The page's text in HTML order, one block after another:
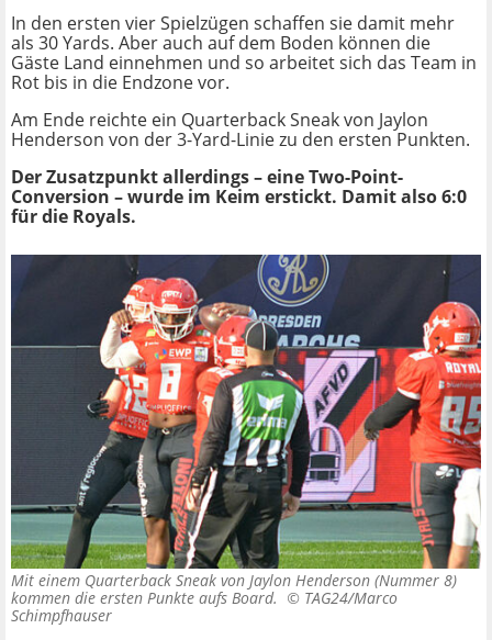
In den ersten vier Spielzügen schaffen sie damit mehr
als 30 Yards. Aber auch auf dem Boden können die
Gäste Land einnehmen und so arbeitet sich das Team in
Rot bis in die Endzone vor.
Am Ende reichte ein Quarterback Sneak von Jaylon
Henderson von der 3-Yard-Linie zu den ersten Punkten.
Der Zusatzpunkt allerdings – eine Two-Point-
Conversion – wurde im Keim erstickt. Damit also 6:0
für die Royals.
Mit einem Quarterback Sneak von Jaylon Henderson (Nummer 8)
kommen die ersten Punkte aufs Board. © TAG24/Marco
Schimpfhauser